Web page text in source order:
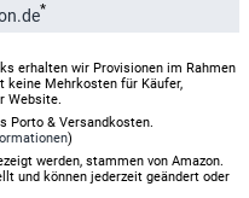
*
erhalten wir Provisionen im Rahmen
keine Mehrkosten für Käufer,
Website.
Porto & Versandkosten.
)
werden, stammen von Amazon.
und können jederzeit geändert oder